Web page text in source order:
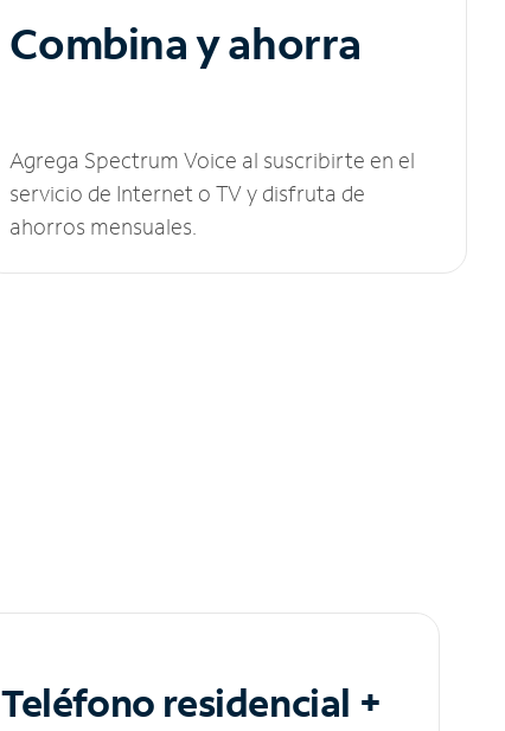
Combina y ahorra
Agrega Spectrum Voice al suscribirte en el
servicio de Internet o TV y disfruta de
ahorros mensuales.
Teléfono residencial +